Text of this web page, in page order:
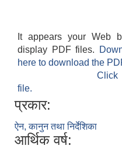
It appears your Web
display PDF files.
here to download the
Click
file.
प्रकार:
ऐन, कानुन तथा निर्देशिका
आर्थिक वर्ष: